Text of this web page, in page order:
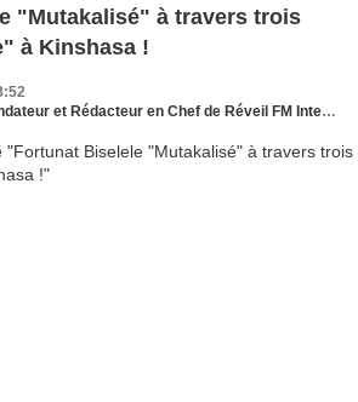
"Mutakalisé" à travers trois
à Kinshasa !
et Rédacteur en Chef de Réveil FM International